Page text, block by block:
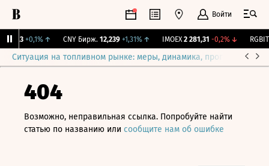
Войти
+0,1% ↑ CNY Бирж. 12,239 +1,31% ↑ IMOEX 2 281,31 -0,2%↓ RGBITR
Ситуация на топливном рынке: меры, динамика, прогнозы
404
Возможно, неправильная ссылка. Попробуйте найти
статью по названию или сообщите нам об ошибке